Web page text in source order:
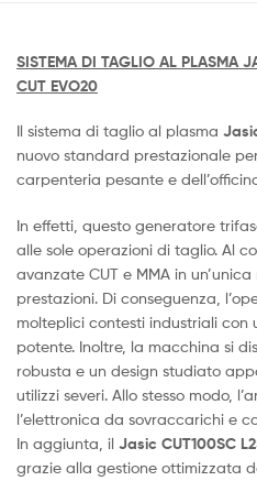
SISTEMA DI TAGLIO AL PLASMA
CUT EVO20
Il sistema di taglio al plasma
nuovo standard prestazionale
carpenteria pesante e
In effetti, questo generatore
alle sole operazioni di taglio. Al
avanzate CUT e MMA in
prestazioni. Di conseguenza,
molteplici contesti industriali con
potente. Inoltre, la macchina si
robusta e un design studiato
utilizzi severi. Allo stesso modo,
l’elettronica da sovraccarichi e
In aggiunta, il Jasic CUT100SC
grazie alla gestione ottimizzata